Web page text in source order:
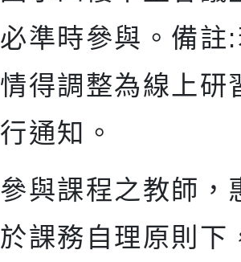
必準時參與。備註
情得調整為線上研
行通知。
參與課程之教師，
於課務自理原則下